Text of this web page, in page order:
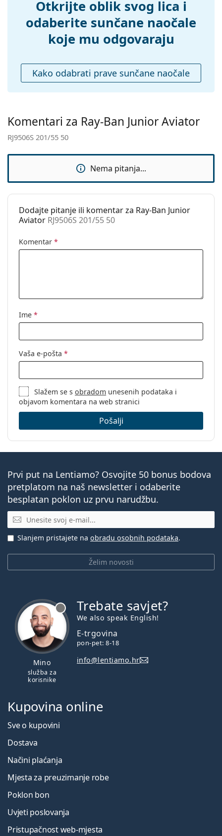
Kutijica:
Ne
Ne
Ostalo
Spol:
Dječje
Kategorija:
Sunčane naočale
Upotreba:
Moda
Otkrijte oblik svog lica i
odaberite sunčane naočale
koje mu odgovaraju
Kako odabrati prave sunčane naočale
Komentari za Ray-Ban Junior Aviator
RJ9506S 201/55 50
Nema pitanja...
Dodajte pitanje ili komentar za Ray-Ban Junior
Aviator RJ9506S 201/55 50
Komentar *
Ime *
Vaša e-pošta *
Slažem se sobradom unesenih podataka i
objavom komentara na web stranici
Pošalji
Prvi put na Lentiamo? Osvojite 50 bonus bodova
pretplatom na naš newsletter i odaberite
besplatan poklon uz prvu narudžbu.
E-mail
Želim novosti
Slanjem pristajete na obradu osobnih podataka.
Mino
služba za
korisnike
Trebate savjet?
We also speak English!
E-trgovina
pon-pet: 8-18
info@lentiamo.hr
Kupovina online
Sve o kupovini
Dostava
Načini plaćanja
Mjesta za preuzimanje robe
Poklon bon
Uvjeti poslovanja
Pristupačnost web-mjesta